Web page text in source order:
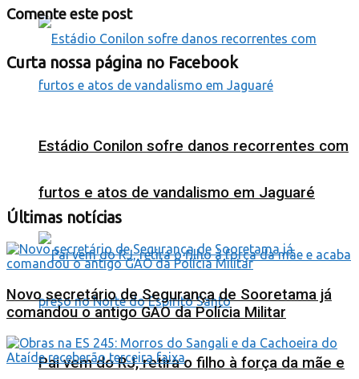
Estádio Conilon sofre danos recorrentes com
furtos e atos de vandalismo em Jaguaré
Pai vem do RJ, retira o filho à força da mãe e
Comente este post
Curta nossa página no Facebook
Últimas notícias
Novo secretário de Segurança de Sooretama já
comandou o antigo GAO da Polícia Militar